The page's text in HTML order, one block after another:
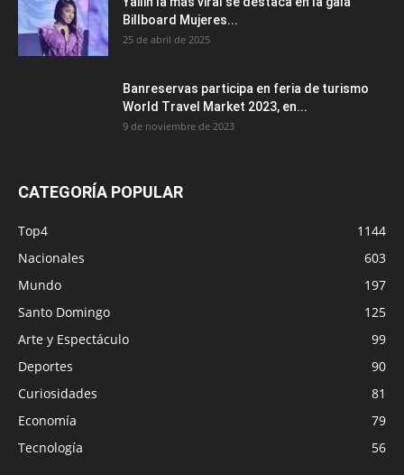
Billboard Mujeres...
25 de abril de 2025
Banreservas participa en feria de turismo
World Travel Market 2023, en...
9 de noviembre de 2023
CATEGORÍA POPULAR
Top4
1144
Nacionales
603
Mundo
197
Santo Domingo
125
Arte y Espectáculo
99
Deportes
90
Curiosidades
81
Economía
79
Tecnología
56